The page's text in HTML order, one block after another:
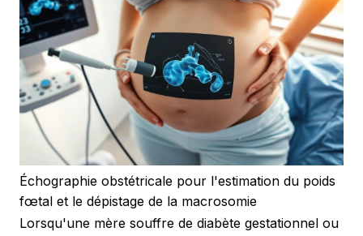
Échographie obstétricale pour l'estimation du poids
fœtal et le dépistage de la macrosomie
Lorsqu'une mère souffre de diabète gestationnel ou